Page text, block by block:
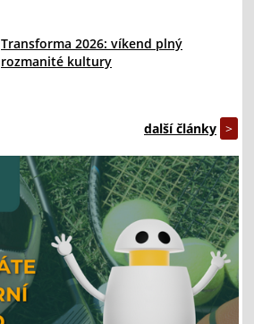
Transforma 2026: víkend plný
rozmanité kultury
další články >